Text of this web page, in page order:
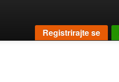
Registrirajte se